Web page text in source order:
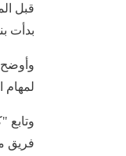
قبل
بدأت
لمهام
فريق